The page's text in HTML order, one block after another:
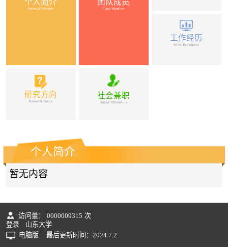
个人简介
Personal Resume
团队成员
Team Members
工作经历
Work Experience
研究方向
Research Focus
社会兼职
Social Affiliations
个人简介
暂无内容
访问量： 0000009315 次
登录
山东大学
电脑版
最后更新时间： 2024.7.2